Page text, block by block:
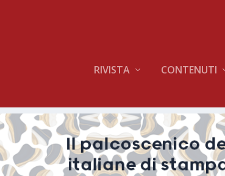
RIVISTA CONTENUTI